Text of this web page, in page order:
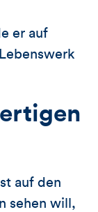
er auf
auf den
sehen will,